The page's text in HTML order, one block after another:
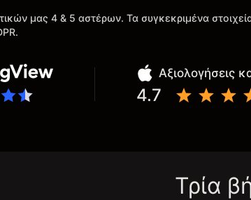
μας 4 & 5 αστέρων. Τα συγκεκριμένα
Αξιολογήσεις
4.7
Τρία